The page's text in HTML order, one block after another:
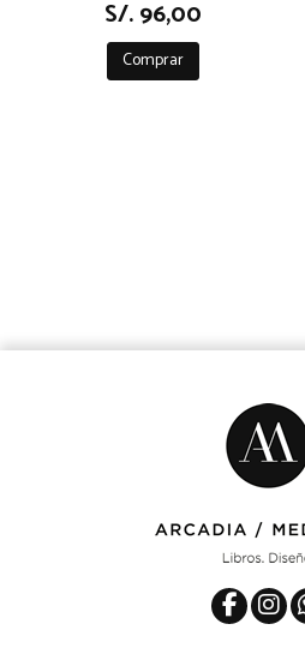
S/. 96,00
Comprar